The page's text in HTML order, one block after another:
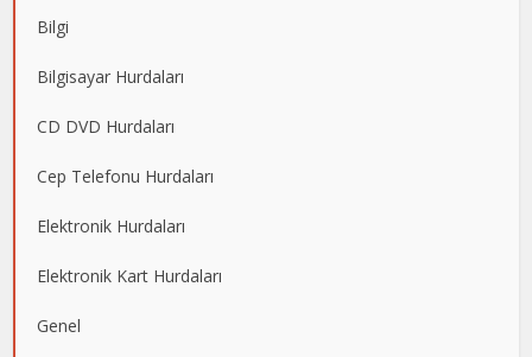
Bilgi
Bilgisayar Hurdaları
CD DVD Hurdaları
Cep Telefonu Hurdaları
Elektronik Hurdaları
Elektronik Kart Hurdaları
Genel